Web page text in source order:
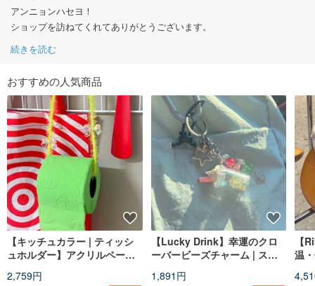
アンニョンハセヨ！
ショップを訪ねてくれてありがとうございます。
続きを読む
おすすめの人気商品
【キッチュカラー | ティッシ
ュホルダー】アクリルペーパ
2,759円
【Lucky Drink】幸運のクロ
ーバービーズチャーム | スマ
1,891円
【
温